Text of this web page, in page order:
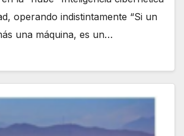
operando indistintamente “Si un
una máquina, es un…